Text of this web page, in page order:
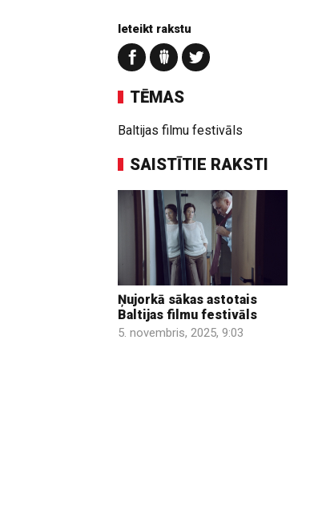
Ieteikt rakstu
TĒMAS
Baltijas filmu festivāls
SAISTĪTIE RAKSTI
Ņujorkā sākas astotais
Baltijas filmu festivāls
5. novembris, 2025, 9:03